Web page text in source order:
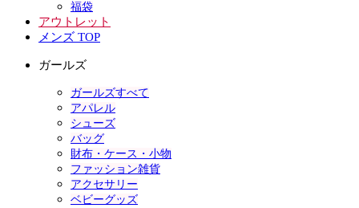
福袋
アウトレット
メンズ TOP
ガールズ
ガールズすべて
アパレル
シューズ
バッグ
財布・ケース・小物
ファッション雑貨
アクセサリー
ベビーグッズ